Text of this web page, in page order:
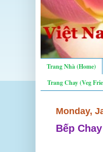
Trang Nhà (Home)
Trang Chay (Veg
Monday,
Bếp